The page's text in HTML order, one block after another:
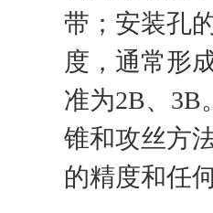
带；安装孔
度，通常形
准为2B、3B
锥和攻丝方
的精度和任